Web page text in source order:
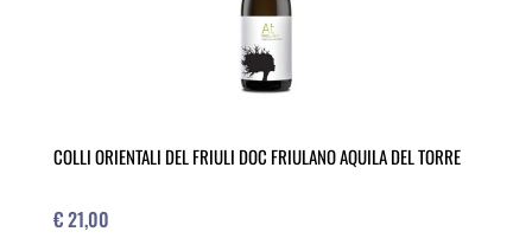
COLLI ORIENTALI DEL FRIULI DOC FRIULANO AQUILA DEL TORRE
€ 21,00